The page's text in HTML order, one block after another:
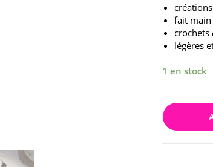
fait main
crochets
légères
1 en stock